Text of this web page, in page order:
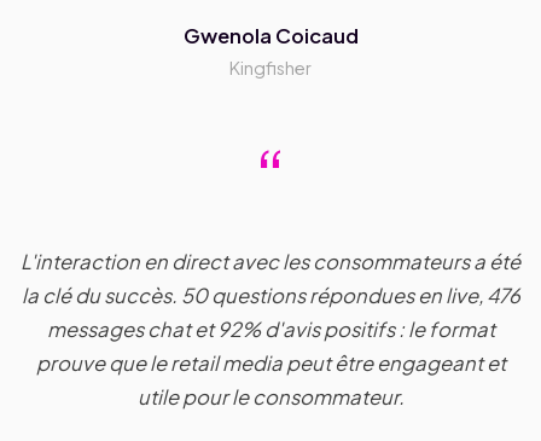
Gwenola Coicaud
Kingfisher
“
L'interaction en direct avec les consommateurs a été
la clé du succès. 50 questions répondues en live, 476
messages chat et 92% d'avis positifs : le format
prouve que le retail media peut être engageant et
utile pour le consommateur.